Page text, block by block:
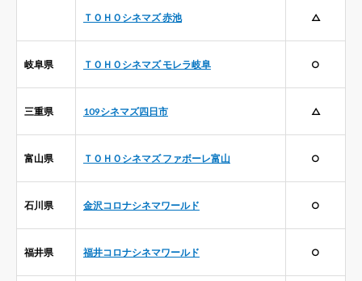
ＴＯＨＯシネマズ 赤池 △
岐阜県 ＴＯＨＯシネマズ モレラ岐阜 ○
三重県 109シネマズ四日市 △
富山県 ＴＯＨＯシネマズ ファボーレ富山 ○
石川県 金沢コロナシネマワールド ○
福井県 福井コロナシネマワールド ○